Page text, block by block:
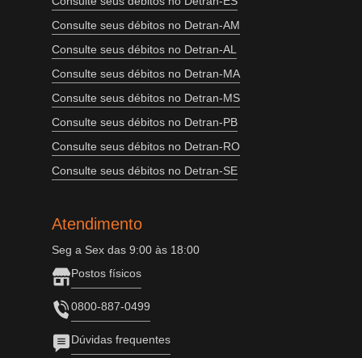
Consulte seus débitos no Detran-AM
Consulte seus débitos no Detran-AL
Consulte seus débitos no Detran-MA
Consulte seus débitos no Detran-MS
Consulte seus débitos no Detran-PB
Consulte seus débitos no Detran-RO
Consulte seus débitos no Detran-SE
Atendimento
Seg a Sex das 9:00 às 18:00
Postos físicos
0800-887-0499
Dúvidas frequentes